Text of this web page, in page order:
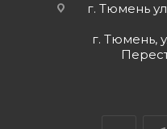
г. Тюмень
г. Тюмень,